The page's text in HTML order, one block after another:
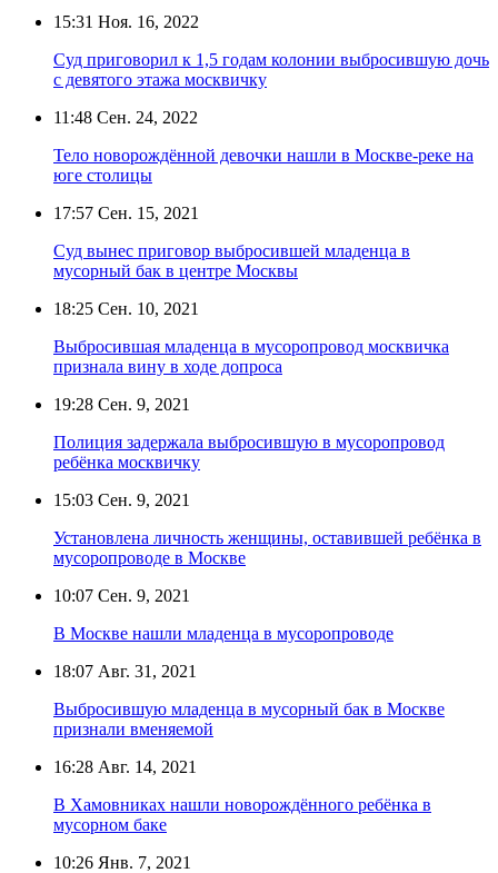
15:31 Ноя. 16, 2022
Суд приговорил к 1,5 годам колонии выбросившую дочь
с девятого этажа москвичку
11:48 Сен. 24, 2022
Тело новорождённой девочки нашли в Москве-реке на
юге столицы
17:57 Сен. 15, 2021
Суд вынес приговор выбросившей младенца в
мусорный бак в центре Москвы
18:25 Сен. 10, 2021
Выбросившая младенца в мусоропровод москвичка
признала вину в ходе допроса
19:28 Сен. 9, 2021
Полиция задержала выбросившую в мусоропровод
ребёнка москвичку
15:03 Сен. 9, 2021
Установлена личность женщины, оставившей ребёнка в
мусоропроводе в Москве
10:07 Сен. 9, 2021
В Москве нашли младенца в мусоропроводе
18:07 Авг. 31, 2021
Выбросившую младенца в мусорный бак в Москве
признали вменяемой
16:28 Авг. 14, 2021
В Хамовниках нашли новорождённого ребёнка в
мусорном баке
10:26 Янв. 7, 2021